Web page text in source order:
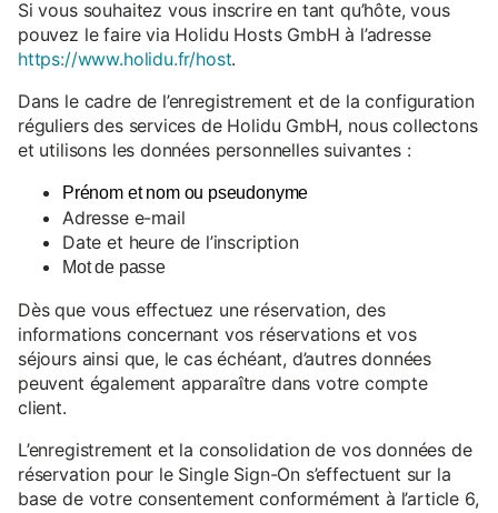
Si vous souhaitez vous inscrire en tant qu’hôte, vous
pouvez le faire via Holidu Hosts GmbH à l’adresse
https://www.holidu.fr/host.
Dans le cadre de l’enregistrement et de la configuration
réguliers des services de Holidu GmbH, nous collectons
et utilisons les données personnelles suivantes :
Prénom et nom ou pseudonyme
Adresse e-mail
Date et heure de l’inscription
Mot de passe
Dès que vous effectuez une réservation, des
informations concernant vos réservations et vos
séjours ainsi que, le cas échéant, d’autres données
peuvent également apparaître dans votre compte
client.
L’enregistrement et la consolidation de vos données de
réservation pour le Single Sign-On s’effectuent sur la
base de votre consentement conformément à l’article 6,